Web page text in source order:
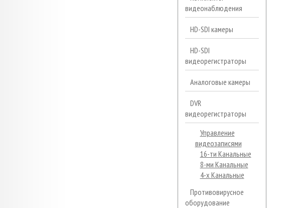
видеонаблюдения
HD-SDI камеры
HD-SDI
видеорегистраторы
Аналоговые камеры
DVR
видеорегистраторы
Управление
видеозаписями
16-ти Канальные
8-ми Канальные
4-х Канальные
Противовирусное
оборудование